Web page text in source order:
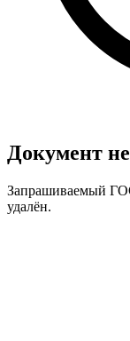
Документ
Запрашиваемый
удалён.